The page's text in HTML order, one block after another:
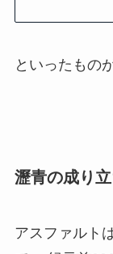
といったもの
瀝青の成り
アスファルト